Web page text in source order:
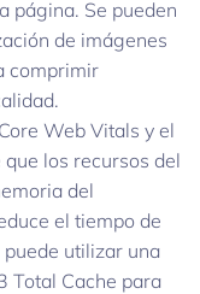
página. Se pueden
de imágenes
comprimir
Web Vitals y el
los recursos del
del
el tiempo de
utilizar una
Total Cache para